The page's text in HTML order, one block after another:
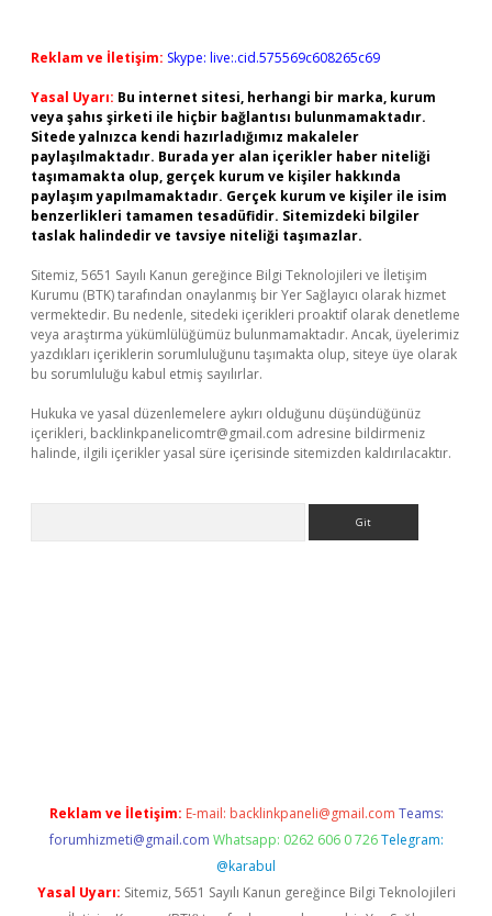
Reklam ve İletişim: Skype: live:.cid.575569c608265c69
Yasal Uyarı: Bu internet sitesi, herhangi bir marka, kurum
veya şahıs şirketi ile hiçbir bağlantısı bulunmamaktadır.
Sitede yalnızca kendi hazırladığımız makaleler
paylaşılmaktadır. Burada yer alan içerikler haber niteliği
taşımamakta olup, gerçek kurum ve kişiler hakkında
paylaşım yapılmamaktadır. Gerçek kurum ve kişiler ile isim
benzerlikleri tamamen tesadüfidir. Sitemizdeki bilgiler
taslak halindedir ve tavsiye niteliği taşımazlar.
Sitemiz, 5651 Sayılı Kanun gereğince Bilgi Teknolojileri ve İletişim
Kurumu (BTK) tarafından onaylanmış bir Yer Sağlayıcı olarak hizmet
vermektedir. Bu nedenle, sitedeki içerikleri proaktif olarak denetleme
veya araştırma yükümlülüğümüz bulunmamaktadır. Ancak, üyelerimiz
yazdıkları içeriklerin sorumluluğunu taşımakta olup, siteye üye olarak
bu sorumluluğu kabul etmiş sayılırlar.
Hukuka ve yasal düzenlemelere aykırı olduğunu düşündüğünüz
içerikleri, backlinkpanelicomtr@gmail.com adresine bildirmeniz
halinde, ilgili içerikler yasal süre içerisinde sitemizden kaldırılacaktır.
Reklam ve İletişim: E-mail: backlinkpaneli@gmail.com Teams:
forumhizmeti@gmail.com Whatsapp: 0262 606 0 726 Telegram:
@karabul
Yasal Uyarı: Sitemiz, 5651 Sayılı Kanun gereğince Bilgi Teknolojileri